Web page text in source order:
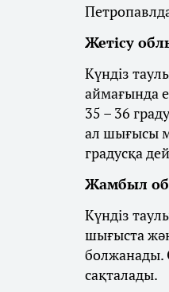
Жетісу
Күндіз
аймағында
35 – 36
ал шығысы
градусқа
Жамбыл
Күндіз
шығыста
болжанады.
сақталады.